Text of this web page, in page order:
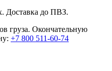
Доставка до ПВЗ.
груза. Окончательную
+7 800 511-60-74